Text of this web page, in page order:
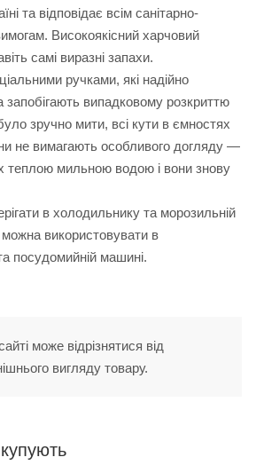
та відповідає всім санітарно-
Високоякісний харчовий
самі виразні запахи.
ручками, які надійно
випадковому розкриттю
зручно мити, всі кути в ємностях
не вимагають особливого догляду —
теплою мильною водою і вони знову
в холодильнику та морозильній
використовувати в
посудомийній машині.
може відрізнятися від
вигляду товару.